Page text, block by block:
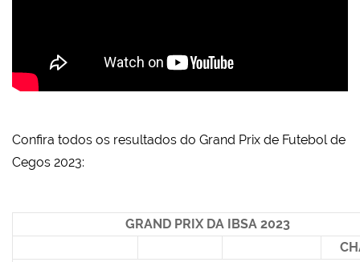
Confira todos os resultados do Grand Prix de Futebol de
Cegos 2023:
GRAND PRIX DA IBSA 2023